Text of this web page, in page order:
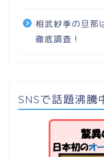
相武紗季の旦
徹底調査！
SNSで話題沸騰